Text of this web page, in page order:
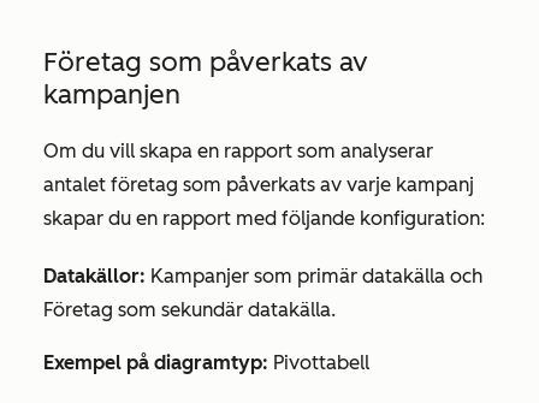
Företag som påverkats av
kampanjen
Om du vill skapa en rapport som analyserar
antalet företag som påverkats av varje kampanj
skapar du en rapport med följande konfiguration:
Datakällor: Kampanjer som primär datakälla och
Företag som sekundär datakälla.
Exempel på diagramtyp: Pivottabell